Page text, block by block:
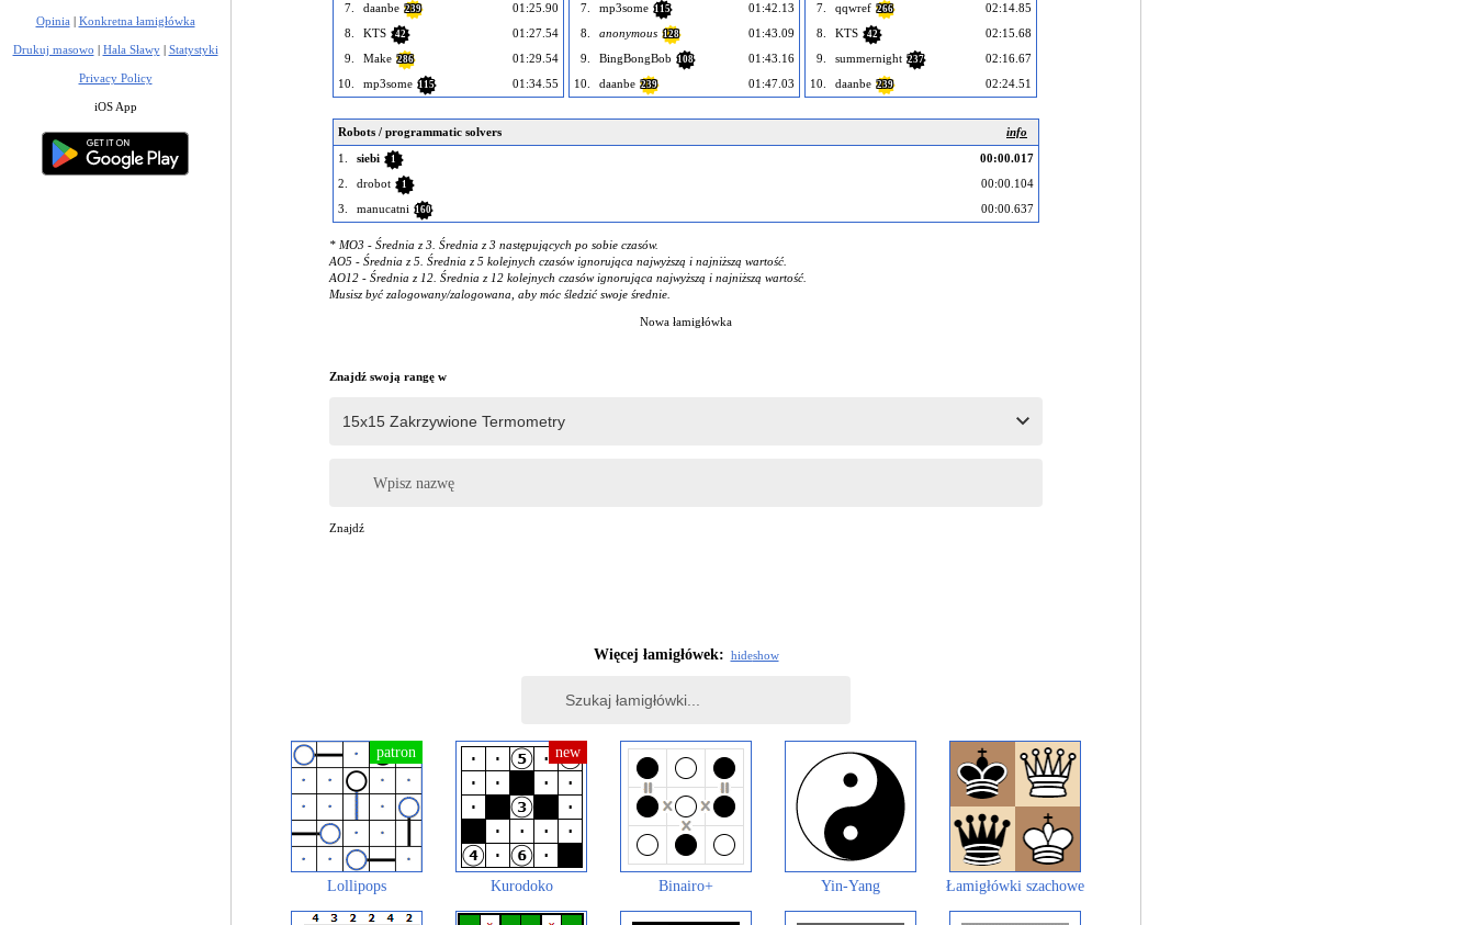
Opinia | Konkretna łamigłówka
Drukuj masowo | Hala Sławy| Statystyki
Privacy Policy
iOS App
7.
daanbe 239
01:25.90
8.
KTS 42
01:27.54
9.
Make 286
01:29.54
10.
mp3some 115 01:34.55
7.
mp3some 115
01:42.13
8.
anonymous 128
01:43.09
9.
BingBongBob 108
01:43.16
10.
daanbe 239 01:47.03
7.
qqwref 266
02:14.85
8.
KTS 42
02:15.68
9.
summernight 237
02:16.67
10.
daanbe 239 02:24.51
Robots / programmatic solvers
info
1.
siebi 1
00:00.017
2.
drobot 1
00:00.104
3.
manucatni 160 00:00.637
* MO3 - Średnia z 3. Średnia z 3 następujących po sobie czasów.
AO5 - Średnia z 5. Średnia z 5 kolejnych czasów ignorująca najwyższą i najniższą wartość.
AO12 - Średnia z 12. Średnia z 12 kolejnych czasów ignorująca najwyższą i najniższą wartość.
Musisz być zalogowany/zalogowana, aby móc śledzić swoje średnie.
Nowa łamigłówka
Znajdź swoją rangę w
Wpisz nazwę
Znajdź
Więcej łamigłówek: hideshow
Lollipops Kurodoko Binairo+ Yin-Yang Łamigłówki szachowe